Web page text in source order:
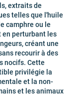
extraits de
telles que l'huile
camphre ou le
en perturbant les
créant une
recourir à des
nocifs. Cette
privilégie la
et la non-
et les animaux